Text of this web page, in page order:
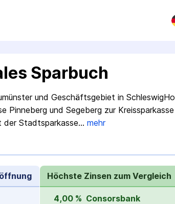
Sparbuch
und Geschäfts­gebiet in
Pinneberg und Segeberg zur Kreis­sparkasse
der Stadt­sparkasse… mehr
Höchste Zinsen zum Vergleich
4,00 % Consorsbank